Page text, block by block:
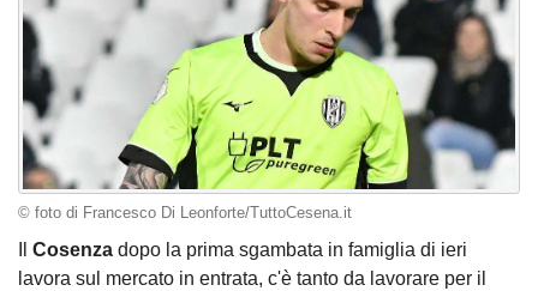
© foto di Francesco Di Leonforte/TuttoCesena.it
Cosenza dopo la prima sgambata in famiglia di ieri
lavora sul mercato in entrata, c'è tanto da lavorare per il